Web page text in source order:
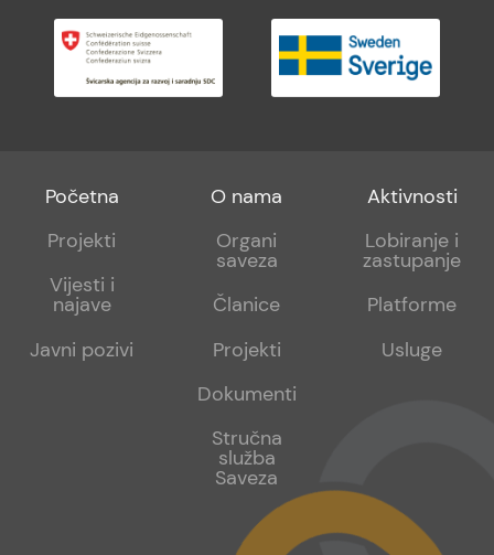
Footer
menu
Početna
Projekti
Vijesti i
najave
Javni pozivi
Footer
sub
O nama
Organi
saveza
Članice
Projekti
Dokumenti
Stručna
služba
Saveza
Footer
sub
Aktivnosti
Lobiranje i
zastupanje
Platforme
Usluge